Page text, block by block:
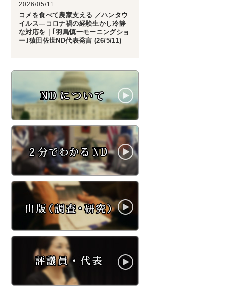
2026/05/11
コメを食べて農家支える ／ハンタウ
イルス―コロナ禍の経験生かし冷静
な対応を｜｢羽鳥慎一モーニングショ
ー｣猿田佐世ND代表発言 (26/5/11)